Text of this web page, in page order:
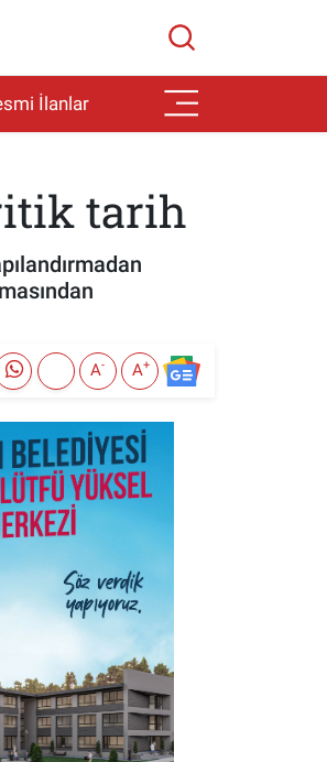
İlanlar
tarih
A- A+